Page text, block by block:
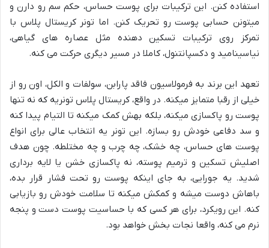
استفاده کنن. این ترکیبات برای پوست حساس، حکم سم رو دارن و
میتونن حسابی پوست رو تحریک کنن. اما تونر کریستال پلاس با
تمرکز روی ترکیبات تسکین دهنده مثل عصاره های گیاهی،
نیاسینامید و دکسپانتنول، کاملا در مسیر دیگری حرکت می کنه.
تعهد این برند به فرمولاسیون فاقد پارابن، سولفات و الکل، اون رو از
خیلی از رقبا متمایز میکنه. در واقع، کریستال پلاس تونریه که نه تنها
پوست رو پاکسازی میکنه، بلکه بهش کمک میکنه تا التیام پیدا کنه
و سد دفاعی خودش رو بسازه. این تونر یه انتخاب عالی برای انواع
پوست های حساس، چه خشک، چه چرب و چه مختلطه. چون هدف
اصلیش تسکین و ترمیم پوسته، نه پاکسازی خشن یا لایه برداری
شدید. یه جورایی، به جای اینکه پوست رو تحت فشار قرار بده،
باهاش دوست میشه و کمکش میکنه تا سلامت خودش رو بازیابی
کنه. این رویکرد، برای هر کسی که با حساسیت پوست دست و پنجه
نرم می کنه، واقعا نجات بخش خواهد بود.